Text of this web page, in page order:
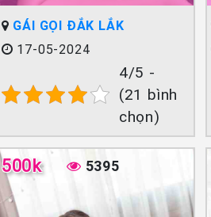
GÁI GỌI ĐẮK LẮK
17-05-2024
4/5 -
(21 bình
chọn)
500k 5395